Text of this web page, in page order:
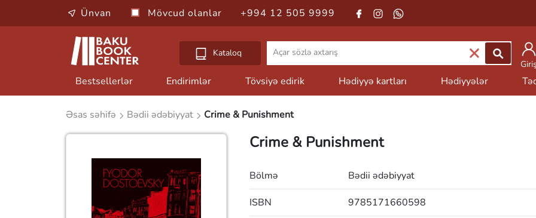
Ünvan Mövcud olanlar +994 12 505 9999
Kataloq
Bestsellerlər Endirimlər Tövsiyə edirik Hədiyyə kartları Hədiyyələr
Əsas səhifə Bədii ədəbiyyat Crime & Punishment
Crime & Punishment
Bölmə Bədii ədəbiyyat
ISBN 9785171660598